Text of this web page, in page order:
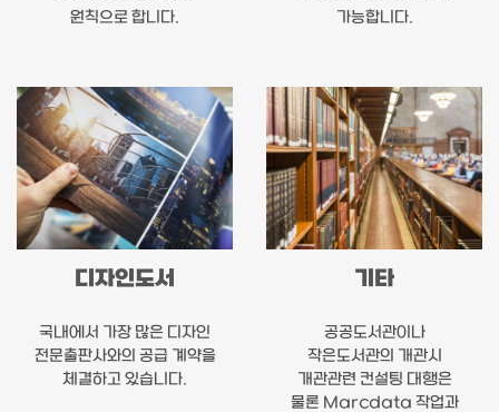
원칙으로 합니다.
가능합니다.
디자인도서
국내에서 가장 많은 디자인
전문출판사와의 공급 계약을
체결하고 있습니다.
기타
공공도서관이나
작은도서관의 개관시
개관관련 컨설팅 대행은
물론 Marcdata 작업과